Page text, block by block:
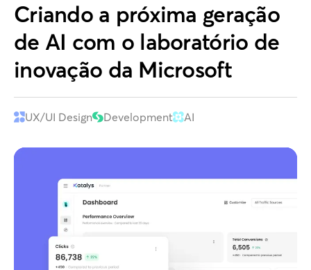
Criando a próxima geração
de AI com o laboratório de
inovação da Microsoft
UX/UI Design Development AI